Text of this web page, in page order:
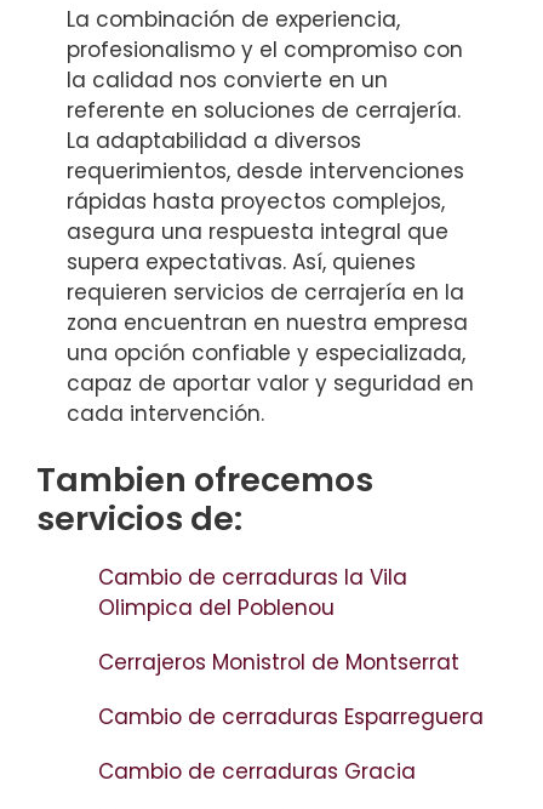
La combinación de experiencia,
profesionalismo y el compromiso con
la calidad nos convierte en un
referente en soluciones de cerrajería.
La adaptabilidad a diversos
requerimientos, desde intervenciones
rápidas hasta proyectos complejos,
asegura una respuesta integral que
supera expectativas. Así, quienes
requieren servicios de cerrajería en la
zona encuentran en nuestra empresa
una opción confiable y especializada,
capaz de aportar valor y seguridad en
cada intervención.
Tambien ofrecemos
servicios de:
Cambio de cerraduras la Vila
Olimpica del Poblenou
Cerrajeros Monistrol de Montserrat
Cambio de cerraduras Esparreguera
Cambio de cerraduras Gracia